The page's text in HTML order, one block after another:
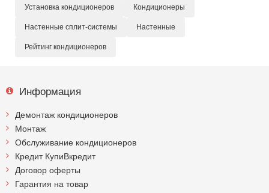
Установка кондиционеров Кондиционеры
Настенные сплит-системы Настенные
Рейтинг кондиционеров
Информация
Демонтаж кондиционеров
Монтаж
Обслуживание кондиционеров
Кредит КупиВкредит
Договор оферты
Гарантия на товар